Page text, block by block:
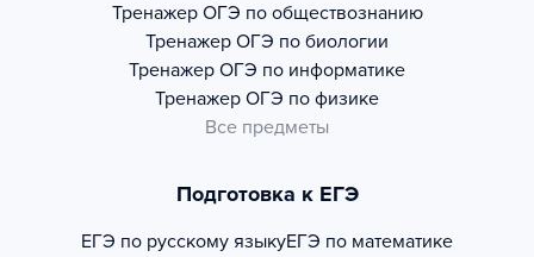
Тренажер ОГЭ по обществознанию
Тренажер ОГЭ по биологии
Тренажер ОГЭ по информатике
Тренажер ОГЭ по физике
Все предметы
Подготовка к ЕГЭ
ЕГЭ по русскому языкуЕГЭ по математике